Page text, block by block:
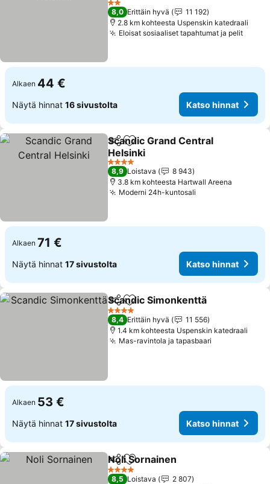
Katso hinnat
2 Tähtiluokitus
8,0 Erittäin hyvä
11 192
2.8 km kohteesta Uspenskin katedraali
Eloisat sosiaaliset tapahtumat ja pelit
Alkaen 44 €
Näytä hinnat 16 sivustolta Katso hinnat
Jaa Lisää suosikkeihin
Scandic Grand Central
Helsinki
Katso hinnat
4 Tähtiluokitus
8,9 Loistava
8 943
3.8 km kohteesta Hartwall Areena
Moderni 24h-kuntosali
Alkaen 71 €
Näytä hinnat 17 sivustolta Katso hinnat
Jaa Lisää suosikkeihin
Scandic Simonkenttä
4 Tähtiluokitus
8,4 Erittäin hyvä
11 556
1.4 km kohteesta Uspenskin katedraali
Mas-ravintola ja tapasbaari
Alkaen 53 €
Näytä hinnat 17 sivustolta Katso hinnat
Jaa Lisää suosikkeihin
Noli Sornainen
4 Tähtiluokitus
8,5 Loistava
2 807